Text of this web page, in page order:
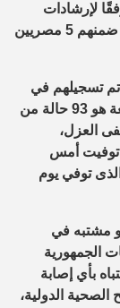
لإرشادات
منظمة الصحة العالمية، موضحا أن الحالات من ضمنهم 5 مصريين
تسجيلهم في
مصر بفيروس كورونا المستجد حتى اليوم الجمعة هو 93 حالة من
العزل،
توفيت أمس
الذى توفي يوم
مشتبه في
الجمهورية
بأي إصابة
الصحية الدولية،